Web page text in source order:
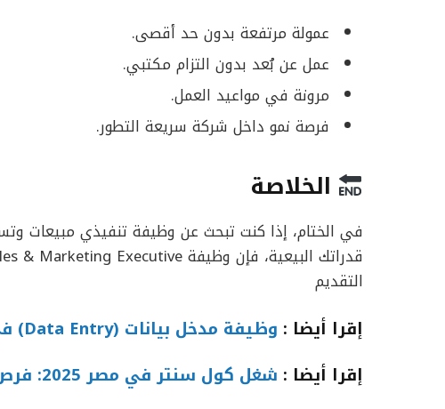
عمولة مرتفعة بدون حد أقصى.
عمل عن بُعد بدون التزام مكتبي.
مرونة في مواعيد العمل.
فرصة نمو داخل شركة سريعة التطور.
الخلاصة
في الختام، إذا كنت تبحث عن وظيفة تنفيذي مبيعات
التقديم
إقرا أيضا : وظيفة مدخل بيانات (Data Entry) في الإسكندرية – شركة سيجما
إقرا أيضا : شغل كول سنتر في مصر 2025: فرص عمل حقيقية للشباب والبنات